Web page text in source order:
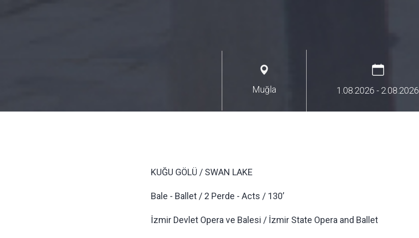
Muğla 1.08.2026 - 2.08.2026
KUĞU GÖLÜ / SWAN LAKE
Bale - Ballet / 2 Perde - Acts / 130’
İzmir Devlet Opera ve Balesi / İzmir State Opera and Ballet